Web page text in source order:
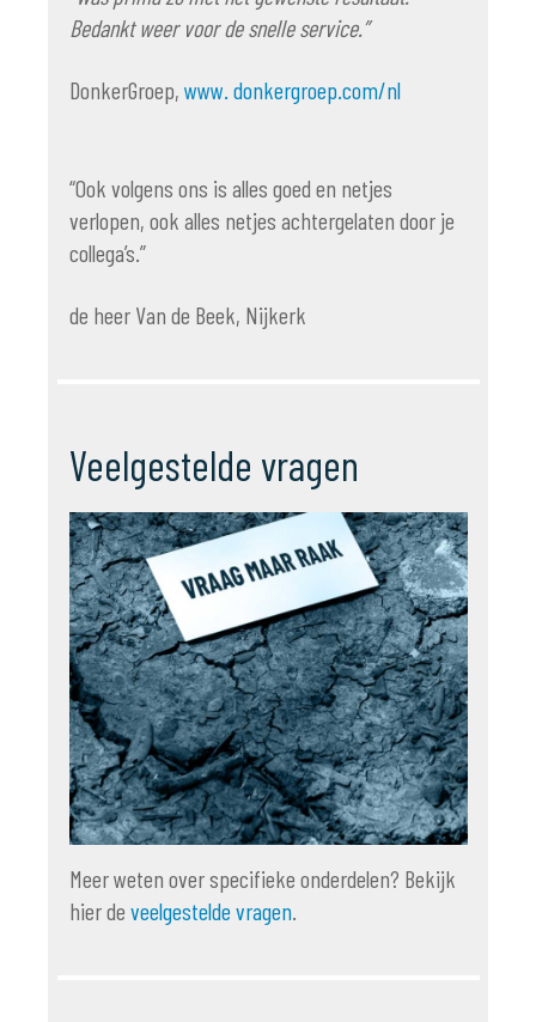
Bedankt weer voor de snelle service.”
DonkerGroep, www. donkergroep.com/nl
“Ook volgens ons is alles goed en netjes
verlopen, ook alles netjes achtergelaten door je
collega’s.”
de heer Van de Beek, Nijkerk
Veelgestelde vragen
Meer weten over specifieke onderdelen? Bekijk
hier de veelgestelde vragen.